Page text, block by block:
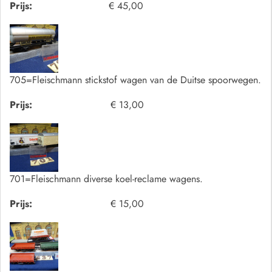
Prijs: € 45,00
705=Fleischmann stickstof wagen van de Duitse spoorwegen.
Prijs:
€ 13,00
701=Fleischmann diverse koel-reclame wagens.
Prijs:
€ 15,00